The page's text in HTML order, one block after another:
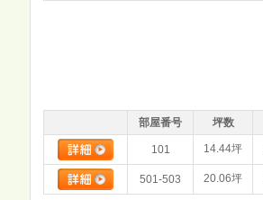
部屋番号 坪数
101 14.44坪
501-503 20.06坪